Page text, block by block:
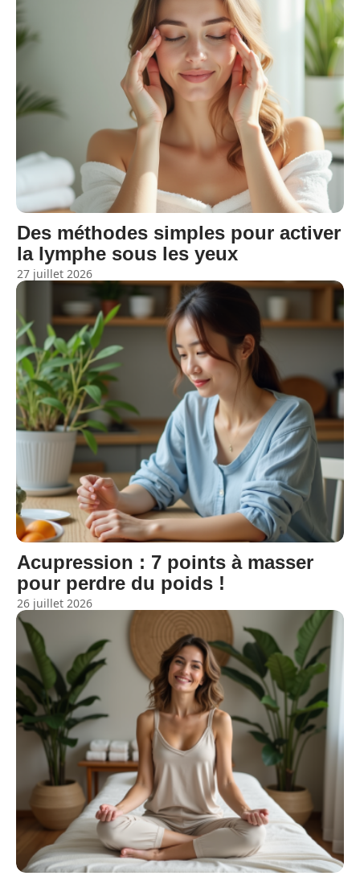
Des méthodes simples pour activer
la lymphe sous les yeux
27 juillet 2026
Acupression : 7 points à masser
pour perdre du poids !
26 juillet 2026